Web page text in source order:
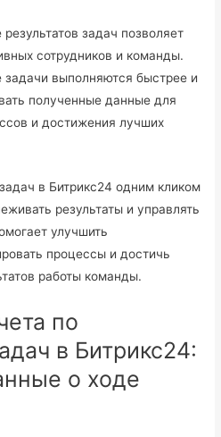
задач позволяет
сотрудников и команды.
выполняются быстрее и
полученные данные для
и достижения лучших
в Битрикс24 одним кликом
результаты и управлять
улучшить
процессы и достичь
работы команды.
по
в Битрикс24:
о ходе